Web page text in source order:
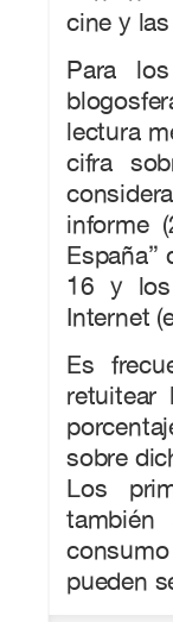
cine y
Para
lectura
cifra
informe
España”
16 y
Internet
Es
sobre
Los
pueden